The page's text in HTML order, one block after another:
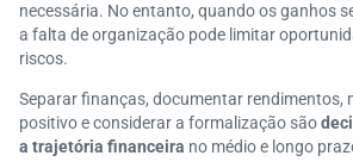
necessária. No entanto, quando os ganhos
a falta de organização pode limitar
riscos.
Separar finanças, documentar rendimentos,
positivo e considerar a formalização são
a trajetória financeira no médio e longo